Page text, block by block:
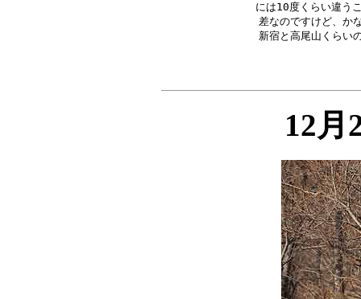
には10度くらい違う
差なのですけど、か
12月